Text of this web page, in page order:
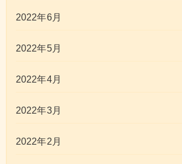
2022年6月
2022年5月
2022年4月
2022年3月
2022年2月